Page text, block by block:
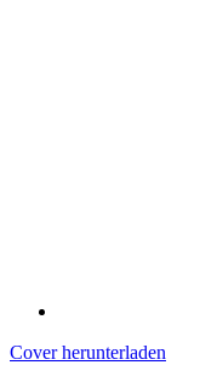
Cover herunterladen